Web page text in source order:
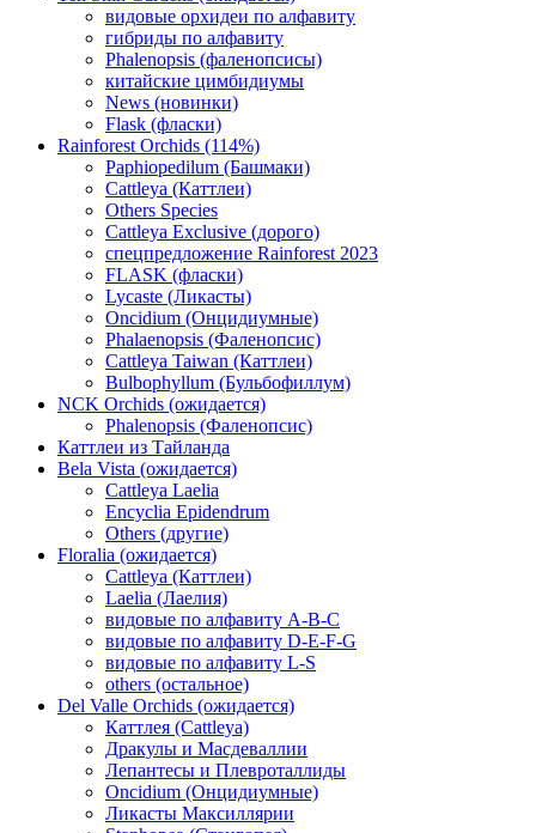
видовые орхидеи по алфавиту
гибриды по алфавиту
Phalenopsis (фаленопсисы)
китайские цимбидиумы
News (новинки)
Flask (фласки)
Rainforest Orchids (114%)
Paphiopedilum (Башмаки)
Cattleya (Каттлеи)
Others Species
Cattleya Exclusive (дорого)
спецпредложение Rainforest 2023
FLASK (фласки)
Lycaste (Ликасты)
Oncidium (Онцидиумные)
Phalaenopsis (Фаленопсис)
Cattleya Taiwan (Каттлеи)
Bulbophyllum (Бульбофиллум)
NCK Orchids (ожидается)
Phalenopsis (Фаленопсис)
Каттлеи из Тайланда
Bela Vista (ожидается)
Cattleya Laelia
Encyclia Epidendrum
Others (другие)
Floralia (ожидается)
Cattleya (Каттлеи)
Laelia (Лаелия)
видовые по алфавиту A-B-C
видовые по алфавиту D-E-F-G
видовые по алфавиту L-S
others (остальное)
Del Valle Orchids (ожидается)
Каттлея (Cattleya)
Дракулы и Масдеваллии
Лепантесы и Плевроталлиды
Oncidium (Онцидиумные)
Ликасты Максиллярии